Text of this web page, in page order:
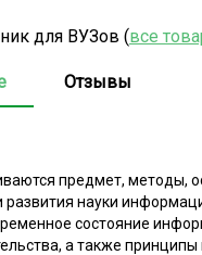
для ВУЗов (все
Отзывы
предмет, методы,
развития науки
состояние
а также